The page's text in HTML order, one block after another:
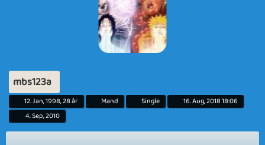
mbs123a
12. Jan, 1998, 28 år Mand Single
16. Aug, 2018 18:06
4. Sep, 2010